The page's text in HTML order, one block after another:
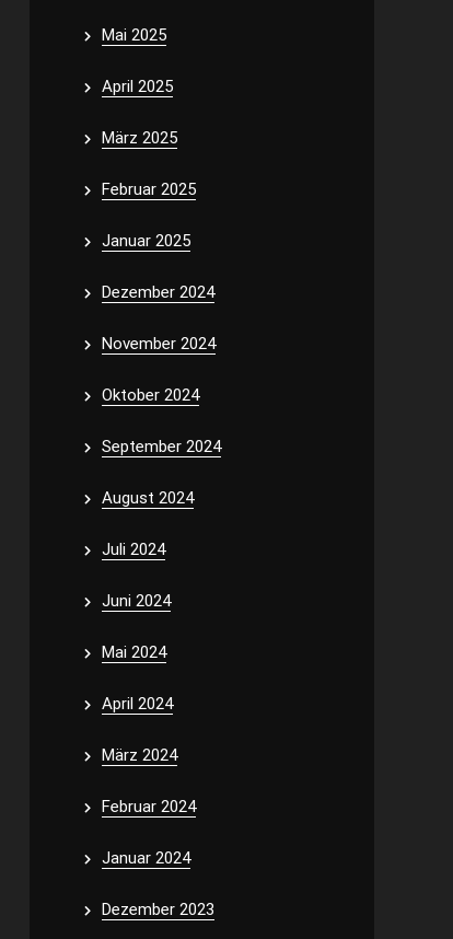
Mai 2025
April 2025
März 2025
Februar 2025
Januar 2025
Dezember 2024
November 2024
Oktober 2024
September 2024
August 2024
Juli 2024
Juni 2024
Mai 2024
April 2024
März 2024
Februar 2024
Januar 2024
Dezember 2023